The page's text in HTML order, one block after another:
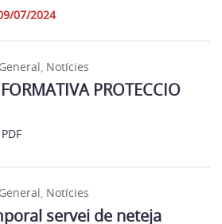
07/2024
General, Notícies
PROTECCIO
General, Notícies
servei de neteja